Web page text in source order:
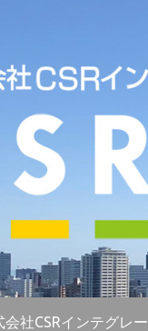
会社CSRインテグ